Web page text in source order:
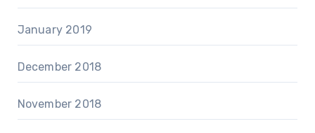
January 2019
December 2018
November 2018